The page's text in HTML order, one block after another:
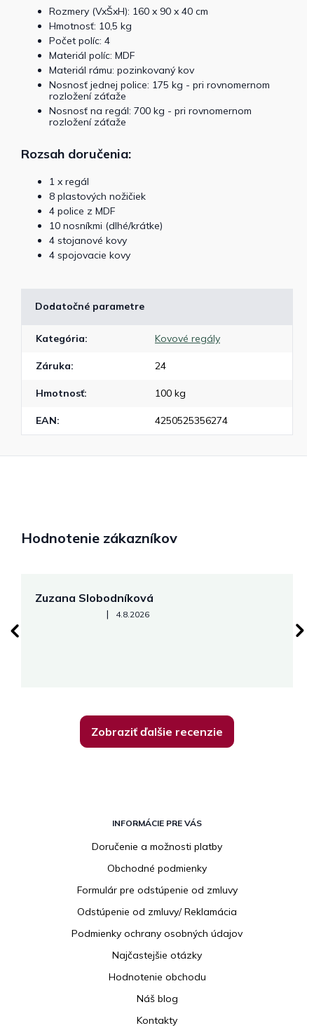
Rozmery (VxŠxH): 160 x 90 x 40 cm
Hmotnosť: 10,5 kg
Počet políc: 4
Materiál políc: MDF
Materiál rámu: pozinkovaný kov
Nosnosť jednej police: 175 kg - pri rovnomernom
rozložení záťaže
Nosnosť na regál: 700 kg - pri rovnomernom
rozložení záťaže
Rozsah doručenia:
1 x regál
8 plastových nožičiek
4 police z MDF
10 nosníkmi (dlhé/krátke)
4 stojanové kovy
4 spojovacie kovy
Dodatočné parametre
Kategória: Kovové regály
Záruka: 24
Hmotnosť: 100 kg
EAN: 4250525356274
Hodnotenie zákazníkov
Zuzana Slobodníková
Hodnotenie obchodu je 5 z 5 hviezdičiek.
| 4.8.2026
Zobraziť ďalšie recenzie
INFORMÁCIE PRE VÁS
Doručenie a možnosti platby
Obchodné podmienky
Formulár pre odstúpenie od zmluvy
Odstúpenie od zmluvy/ Reklamácia
Podmienky ochrany osobných údajov
Najčastejšie otázky
Hodnotenie obchodu
Náš blog
Kontakty